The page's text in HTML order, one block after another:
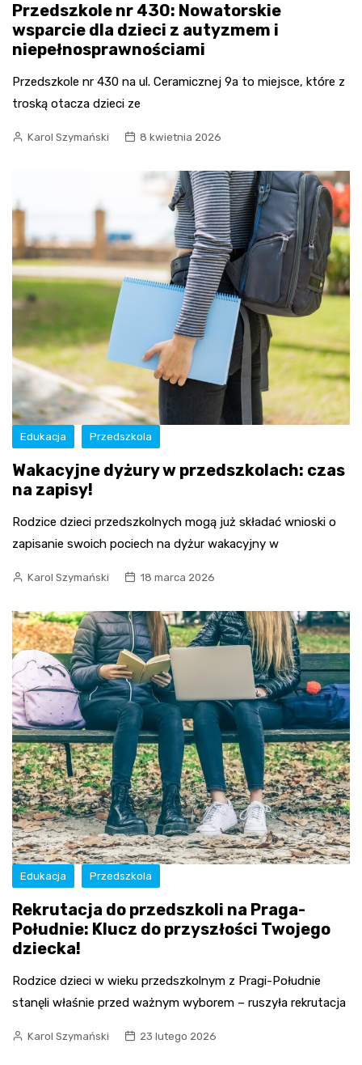
Przedszkole nr 430: Nowatorskie
wsparcie dla dzieci z autyzmem i
niepełnosprawnościami
Przedszkole nr 430 na ul. Ceramicznej 9a to miejsce, które z
troską otacza dzieci ze
Karol Szymański 8 kwietnia 2026
Edukacja Przedszkola
Wakacyjne dyżury w przedszkolach: czas
na zapisy!
Rodzice dzieci przedszkolnych mogą już składać wnioski o
zapisanie swoich pociech na dyżur wakacyjny w
Karol Szymański 18 marca 2026
Edukacja Przedszkola
Rekrutacja do przedszkoli na Praga-
Południe: Klucz do przyszłości Twojego
dziecka!
Rodzice dzieci w wieku przedszkolnym z Pragi-Południe
stanęli właśnie przed ważnym wyborem – ruszyła rekrutacja
Karol Szymański 23 lutego 2026